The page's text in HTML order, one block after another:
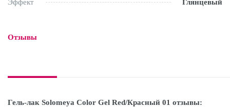
Эффект
Глянцевый
Отзывы
Гель-лак Solomeya Color Gel Red/Красный 01 отзывы: